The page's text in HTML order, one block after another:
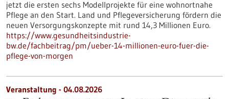
jetzt die ersten sechs Modellprojekte für eine wohnortnahe
Pflege an den Start. Land und Pflegeversicherung fördern die
neuen Versorgungskonzepte mit rund 14,3 Millionen Euro.
https://www.gesundheitsindustrie-
bw.de/fachbeitrag/pm/ueber-14-millionen-euro-fuer-die-
pflege-von-morgen
Veranstaltung - 04.08.2026